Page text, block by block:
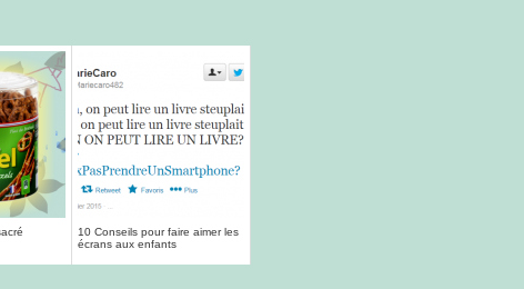
10 Conseils pour faire aimer les
écrans aux enfants